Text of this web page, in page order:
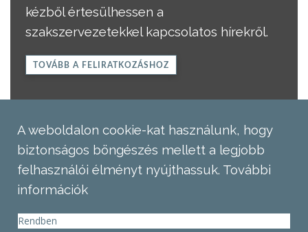
kézből értesülhessen a
szakszervezetekkel kapcsolatos hírekről.
TOVÁBB A FELIRATKOZÁSHOZ
A weboldalon cookie-kat használunk, hogy
biztonságos böngészés mellett a legjobb
felhasználói élményt nyújthassuk. További
információk
Rendben